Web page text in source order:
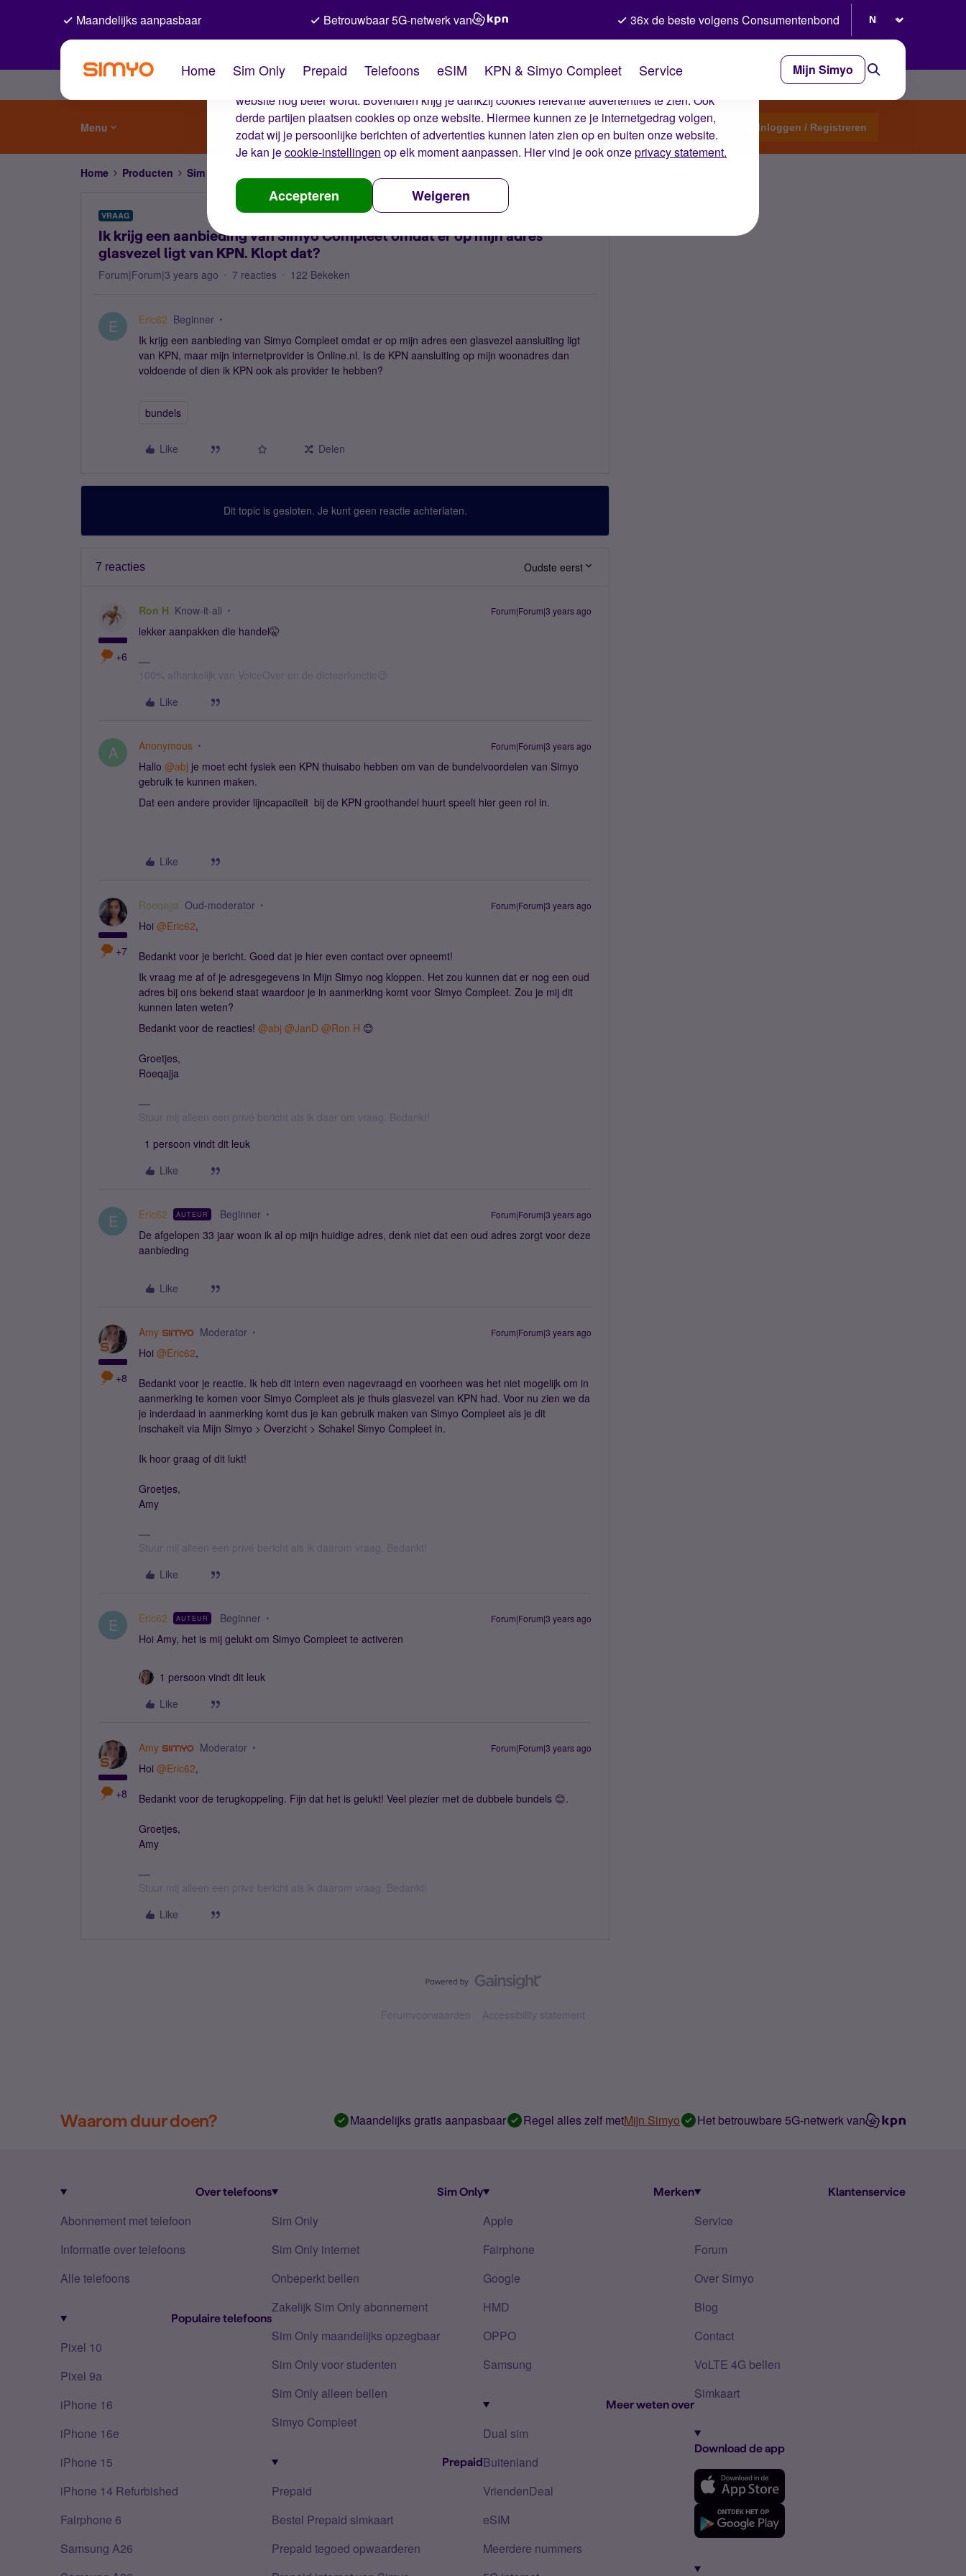
De cookies van Simyo
Wij gebruiken cookies op onze website. Met deze cookies zorgen wij ervoor dat je ervaring op de
website nog beter wordt. Bovendien krijg je dankzij cookies relevante advertenties te zien. Ook
derde partijen plaatsen cookies op onze website. Hiermee kunnen ze je internetgedrag volgen,
zodat wij je persoonlijke berichten of advertenties kunnen laten zien op en buiten onze website.
Je kan jecookie-instellingen op elk moment aanpassen. Hier vind je ook onzeprivacy statement.
Accepteren Weigeren
Maandelijks aanpasbaar Betrouwbaar 5G-netwerk van 36x de beste volgens Consumentenbond
Home Sim Only Prepaid Telefoons eSIM KPN & Simyo Compleet Service Mijn Simyo
Menu Start een topic Inloggen / Registreren
Home Producten Sim Only
VRAAG
Ik krijg een aanbieding van Simyo Compleet omdat er op mijn adres
glasvezel ligt van KPN. Klopt dat?
Forum|Forum|3 years ago 7 reacties 122 Bekeken
E Eric62 Beginner
Ik krijg een aanbieding van Simyo Compleet omdat er op mijn adres een glasvezel aansluiting ligt
van KPN, maar mijn internetprovider is Online.nl. Is de KPN aansluiting op mijn woonadres dan
voldoende of dien ik KPN ook als provider te hebben?
bundels
Like Delen
Dit topic is gesloten. Je kunt geen reactie achterlaten.
7 reacties Oudste eerst
+6
Ron H Know-it-all Forum|Forum|3 years ago
lekker aanpakken die handel🤫
100% afhankelijk van VoiceOver en de dicteerfunctie😉
Like
A Anonymous Forum|Forum|3 years ago
Hallo @abj je moet echt fysiek een KPN thuisabo hebben om van de bundelvoordelen van Simyo
gebruik te kunnen maken.
Dat een andere provider lijncapaciteit bij de KPN groothandel huurt speelt hier geen rol in.
Like
+7
Roeqajja Oud-moderator Forum|Forum|3 years ago
Hoi @Eric62,
Bedankt voor je bericht. Goed dat je hier even contact over opneemt!
Ik vraag me af of je adresgegevens in Mijn Simyo nog kloppen. Het zou kunnen dat er nog een oud
adres bij ons bekend staat waardoor je in aanmerking komt voor Simyo Compleet. Zou je mij dit
kunnen laten weten?
Bedankt voor de reacties! @abj @JanD @Ron H 😊
Groetjes,
Roeqajja
Stuur mij alleen een privé bericht als ik daar om vraag. Bedankt!
1 persoon vindt dit leuk
Like
E Eric62 AUTEUR Beginner Forum|Forum|3 years ago
De afgelopen 33 jaar woon ik al op mijn huidige adres, denk niet dat een oud adres zorgt voor deze
aanbieding
Like
+8
Amy Moderator Forum|Forum|3 years ago
Hoi @Eric62,
Bedankt voor je reactie. Ik heb dit intern even nagevraagd en voorheen was het niet mogelijk om in
aanmerking te komen voor Simyo Compleet als je thuis glasvezel van KPN had. Voor nu zien we da
je inderdaad in aanmerking komt dus je kan gebruik maken van Simyo Compleet als je dit
inschakelt via Mijn Simyo > Overzicht > Schakel Simyo Compleet in.
Ik hoor graag of dit lukt!
Groetjes,
Amy
Stuur mij alleen een privé bericht als ik daarom vraag. Bedankt!
Like
E Eric62 AUTEUR Beginner Forum|Forum|3 years ago
Hoi Amy, het is mij gelukt om Simyo Compleet te activeren
1 persoon vindt dit leuk
Like
+8
Amy Moderator Forum|Forum|3 years ago
Hoi @Eric62,
Bedankt voor de terugkoppeling. Fijn dat het is gelukt! Veel plezier met de dubbele bundels 😊.
Groetjes,
Amy
Stuur mij alleen een privé bericht als ik daarom vraag. Bedankt!
Like
Forumvoorwaarden Accessibility statement
Waarom duur doen? Maandelijks gratis aanpasbaar Regel alles zelf metMijn Simyo Het betrouwbare 5G-netwerk van
Over telefoons
Abonnement met telefoon
Informatie over telefoons
Alle telefoons
Populaire telefoons
Pixel 10
Pixel 9a
iPhone 16
iPhone 16e
iPhone 15
iPhone 14 Refurbished
Fairphone 6
Samsung A26
Sim Only
Sim Only
Sim Only internet
Onbeperkt bellen
Zakelijk Sim Only abonnement
Sim Only maandelijks opzegbaar
Sim Only voor studenten
Sim Only alleen bellen
Simyo Compleet
Prepaid
Prepaid
Bestel Prepaid simkaart
Prepaid tegoed opwaarderen
Merken
Apple
Fairphone
Google
HMD
OPPO
Samsung
Meer weten over
Dual sim
Buitenland
VriendenDeal
eSIM
Meerdere nummers
Klantenservice
Service
Forum
Over Simyo
Blog
Contact
VoLTE 4G bellen
Simkaart
Download de app